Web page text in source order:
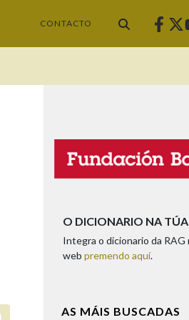
CONTACTO
O DICIONARIO NA
Integra o dicionario da RAG
web premendo aquí.
AS MÁIS BUSCADAS